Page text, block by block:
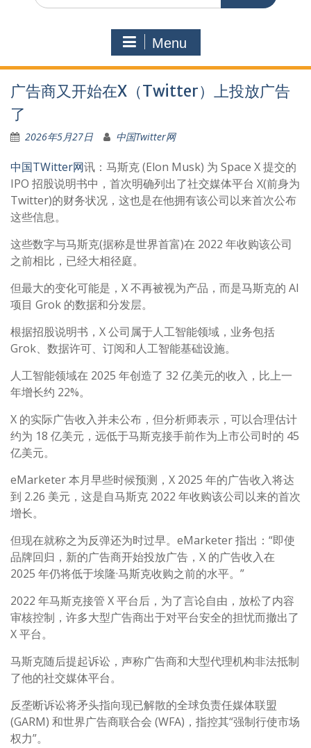
Menu
广告商又开始在X（Twitter）上投放广告
了
2026年5月27日 中国Twitter网
中国TWitter网讯：马斯克 (Elon Musk) 为 Space X 提交的
IPO 招股说明书中，首次明确列出了社交媒体平台 X(前身为
Twitter)的财务状况，这也是在他拥有该公司以来首次公布
这些信息。
这些数字与马斯克(据称是世界首富)在 2022 年收购该公司
之前相比，已经大相径庭。
但最大的变化可能是，X 不再被视为产品，而是马斯克的 AI
项目 Grok 的数据和分发层。
根据招股说明书，X 公司属于人工智能领域，业务包括
Grok、数据许可、订阅和人工智能基础设施。
人工智能领域在 2025 年创造了 32 亿美元的收入，比上一
年增长约 22%。
X 的实际广告收入并未公布，但分析师表示，可以合理估计
约为 18 亿美元，远低于马斯克接手前作为上市公司时的 45
亿美元。
eMarketer 本月早些时候预测，X 2025 年的广告收入将达
到 2.26 美元，这是自马斯克 2022 年收购该公司以来的首次
增长。
但现在就称之为反弹还为时过早。eMarketer 指出：“即使
品牌回归，新的广告商开始投放广告，X 的广告收入在
2025 年仍将低于埃隆·马斯克收购之前的水平。”
2022 年马斯克接管 X 平台后，为了言论自由，放松了内容
审核控制，许多大型广告商出于对平台安全的担忧而撤出了
X 平台。
马斯克随后提起诉讼，声称广告商和大型代理机构非法抵制
了他的社交媒体平台。
反垄断诉讼将矛头指向现已解散的全球负责任媒体联盟
(GARM) 和世界广告商联合会 (WFA)，指控其“强制行使市场
权力”。